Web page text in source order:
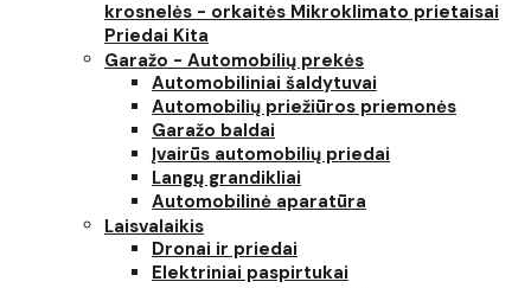
krosnelės - orkaitės Mikroklimato prietaisai
Priedai Kita
Garažo - Automobilių prekės
Automobiliniai šaldytuvai
Automobilių priežiūros priemonės
Garažo baldai
Įvairūs automobilių priedai
Langų grandikliai
Automobilinė aparatūra
Laisvalaikis
Dronai ir priedai
Elektriniai paspirtukai